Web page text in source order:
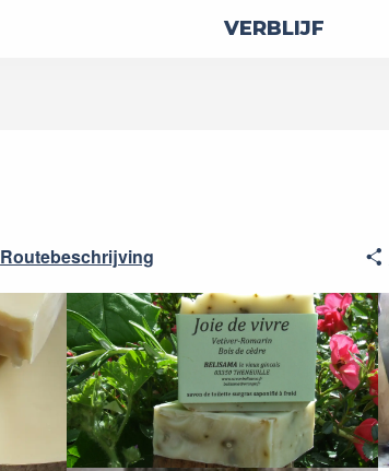
VERBLIJF
Routebeschrijving